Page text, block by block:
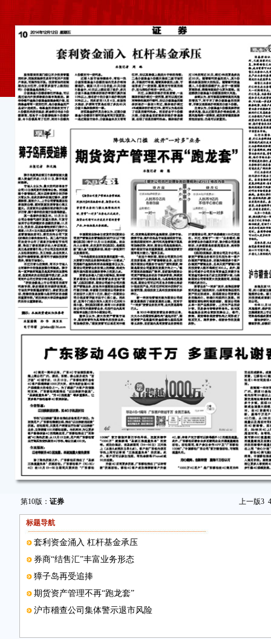
第10版： 证券 上一版3 4
标题导航
套利资金涌入 杠杆基金承压
券商“结售汇”丰富业务形态
獐子岛再受追捧
期货资产管理不再“跑龙套”
沪市稽查公司集体警示退市风险